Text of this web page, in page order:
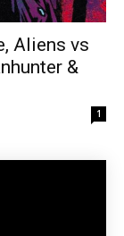
Aliens vs
&
1